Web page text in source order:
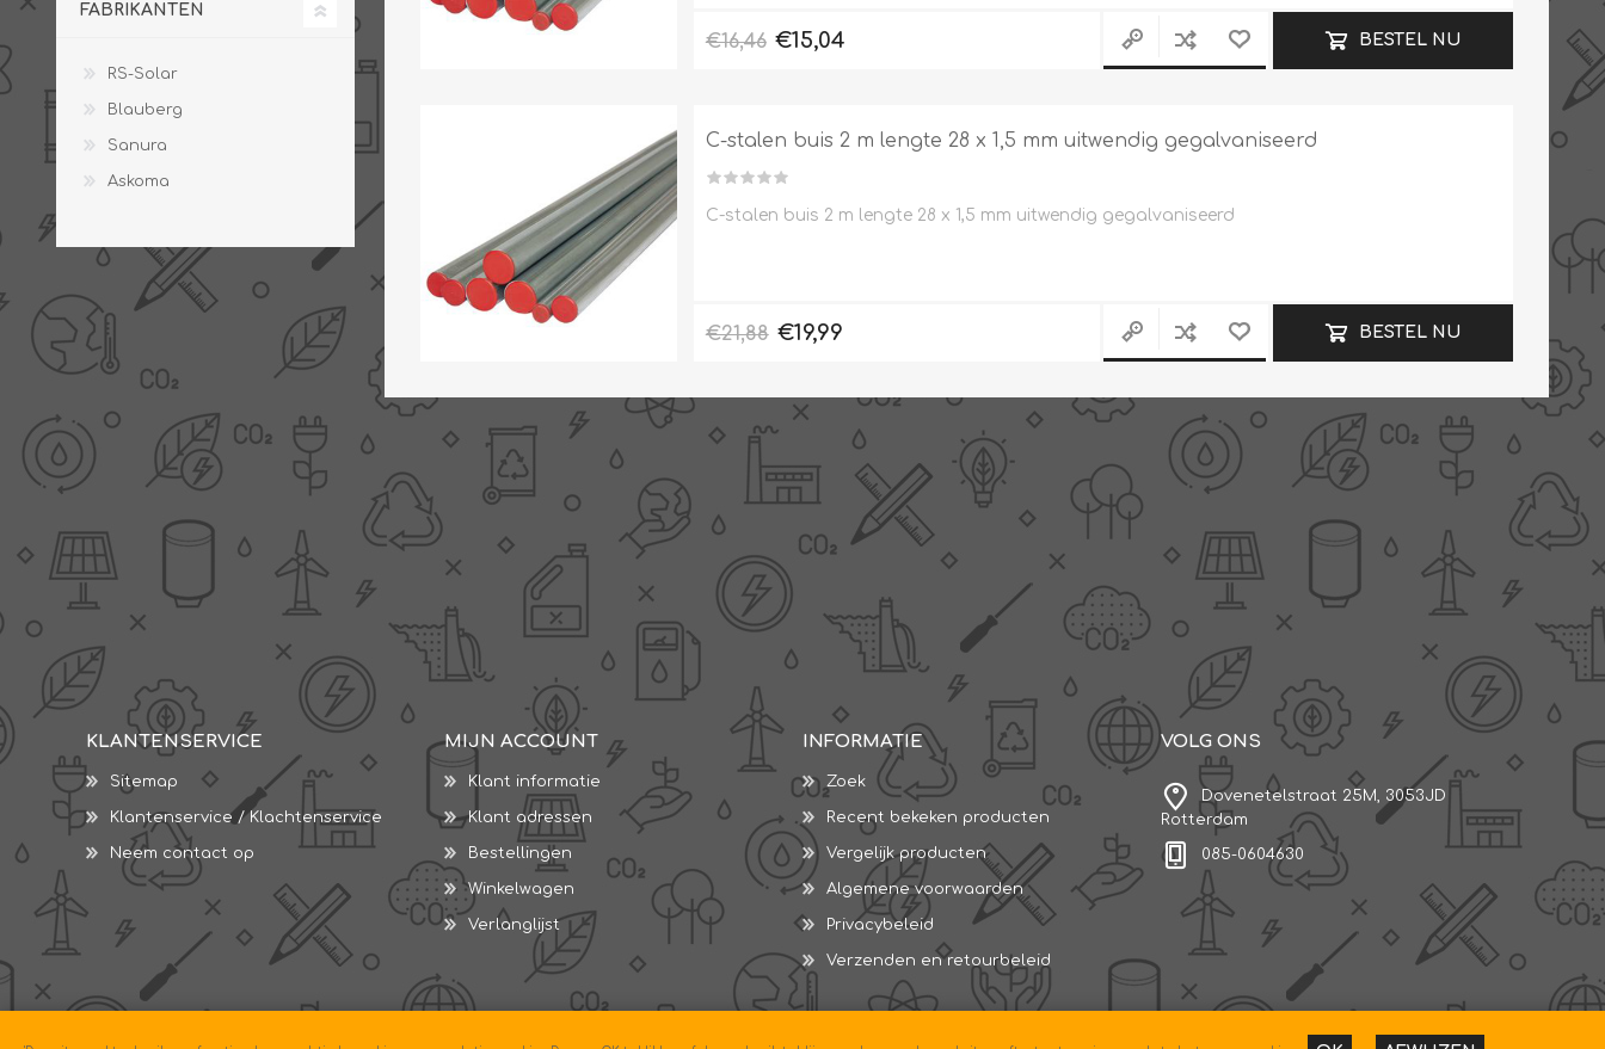
€16,46 €15,04 BESTEL NU
C-stalen buis 2 m lengte 28 x 1,5 mm uitwendig gegalvaniseerd
C-stalen buis 2 m lengte 28 x 1,5 mm uitwendig gegalvaniseerd
€21,88 €19,99 BESTEL NU
FABRIKANTEN
RS-Solar
Blauberg
Sanura
Askoma
KLANTENSERVICE
Sitemap
Klantenservice / Klachtenservice
Neem contact op
MIJN ACCOUNT
Klant informatie
Klant adressen
Bestellingen
Winkelwagen
Verlanglijst
INFORMATIE
Zoek
Recent bekeken producten
Vergelijk producten
Algemene voorwaarden
Privacybeleid
Verzenden en retourbeleid
VOLG ONS
Dovenetelstraat 25M, 3053JD
Rotterdam
085-0604630